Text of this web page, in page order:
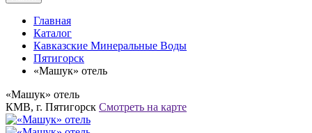
Главная
Каталог
Кавказские Минеральные Воды
Пятигорск
«Машук» отель
«Машук» отель
КМВ, г. Пятигорск Смотреть на карте